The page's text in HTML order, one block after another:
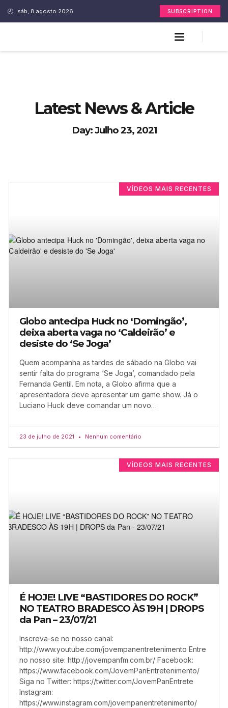
sáb, 8 agosto 2026 SUBSCRIPTION
Latest News & Article
Day: Julho 23, 2021
VÍDEOS MAIS RECENTES
Globo antecipa Huck no ‘Domingão’,
deixa aberta vaga no ‘Caldeirão’ e
desiste do ‘Se Joga’
Quem acompanha as tardes de sábado na Globo vai
sentir falta do programa ‘Se Joga’, comandado pela
Fernanda Gentil. Em nota, a Globo afirma que a
apresentadora deve apresentar um game show. Já o
Luciano Huck deve comandar um novo…
23 de julho de 2021 Nenhum comentário
VÍDEOS MAIS RECENTES
É HOJE! LIVE “BASTIDORES DO ROCK”
NO TEATRO BRADESCO ÀS 19H | DROPS
da Pan – 23/07/21
Inscreva-se no nosso canal:
http://www.youtube.com/jovempanentretenimento Entre
no nosso site: http://jovempanfm.com.br/ Facebook:
https://www.facebook.com/JovemPanEntretenimento/
Siga no Twitter: https://twitter.com/JovemPanEntrete
Instagram:
https://www.instagram.com/jovempanentretenimento/